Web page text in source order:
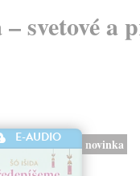
svetové a
E-AUDIO novinka